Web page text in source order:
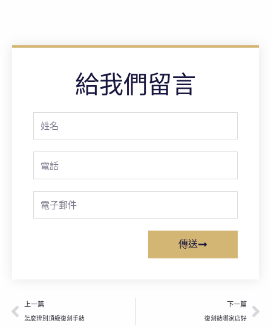
給我們留言
Name
傳送
上一頁
上一篇
怎麼辨別頂級復刻手錶
下一篇
復刻錶哪家店好
下